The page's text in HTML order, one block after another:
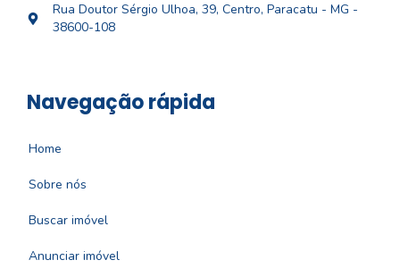
Rua Doutor Sérgio Ulhoa, 39, Centro, Paracatu - MG -
38600-108
Navegação rápida
Home
Sobre nós
Buscar imóvel
Anunciar imóvel